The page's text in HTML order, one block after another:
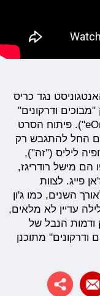
נגד כריס
"מבוכים ודרקונים"
(מבית חברת ההפקות "פרמאונט" ו- "eOne"). פיתוח הסרט
השחקנים החל להתגבש רק
ליליס ("זה"),
הם מישל רודריגז,
פייג. לצוות
השנים, כמו ג'ון
עדיין לא מלאים,
ודמות הנבל של
מתוכנן